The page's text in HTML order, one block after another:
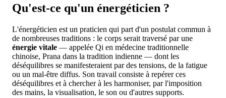
Qu'est-ce qu'un énergéticien ?
L'énergéticien est un praticien qui part d'un postulat commun à
de nombreuses traditions : le corps serait traversé par une
énergie vitale — appelée Qi en médecine traditionnelle
chinoise, Prana dans la tradition indienne — dont les
déséquilibres se manifesteraient par des tensions, de la fatigue
ou un mal-être diffus. Son travail consiste à repérer ces
déséquilibres et à chercher à les harmoniser, par l'imposition
des mains, la visualisation, le son ou d'autres supports.